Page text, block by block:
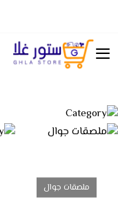
ستور غلا
ملصقات جوال